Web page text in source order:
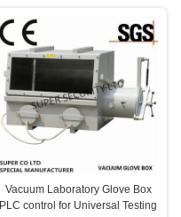
Vacuum Laboratory Glove Box
PLC control for Universal Testing